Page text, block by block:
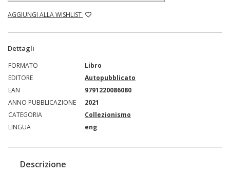
AGGIUNGI ALLA WISHLIST
Dettagli
FORMATO
Libro
EDITORE
Autopubblicato
EAN
9791220086080
ANNO PUBBLICAZIONE
2021
CATEGORIA
Collezionismo
LINGUA
eng
Descrizione